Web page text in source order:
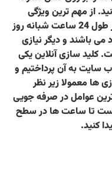
از مهم ترین ویژگی
های کلید سازی آنلاین این است که در طول 24 ساعت شبانه روز
باشند و دیگر نیازی
کلید سازی آنلاین یکی
سایت به آن پرداختیم و
ها معمولا زیر نظر
عوامل در صرفه جویی
تا ساعت ها در سطح
کنید.